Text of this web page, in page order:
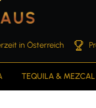
in Österreich
TEQUILA & MEZCAL